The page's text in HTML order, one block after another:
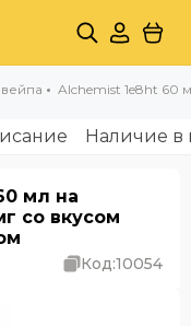
Alchemist 1e8ht 60
Наличие в
мл на
со вкусом
Код:10054